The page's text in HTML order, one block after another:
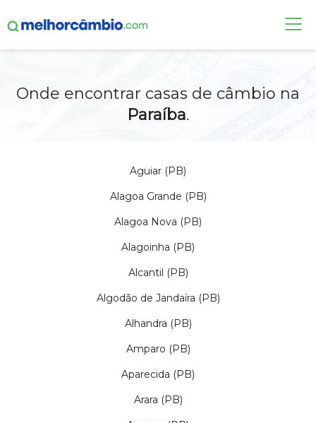
CASAS DE CÂMBIO
CONTA INTERNACIONAL NOVO
BROKER DE OFERTAS
ou cadastre-se se ainda não tem registro:
CADASTRE-SE
Onde encontrar casas de câmbio na
Paraíba.
Aguiar (PB)
Alagoa Grande (PB)
Alagoa Nova (PB)
Alagoinha (PB)
Alcantil (PB)
Algodão de Jandaíra (PB)
Alhandra (PB)
Amparo (PB)
Aparecida (PB)
Arara (PB)